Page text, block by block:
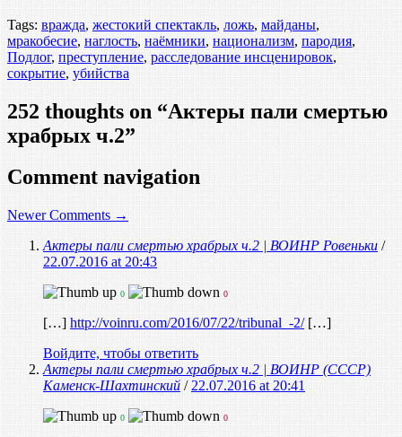
Tags: вражда, жестокий спектакль, ложь, майданы,
мракобесие, наглость, наёмники, национализм, пародия,
Подлог, преступление, расследование инсценировок,
сокрытие, убийства
252 thoughts on “Актеры пали смертью
храбрых ч.2”
Comment navigation
Newer Comments →
Актеры пали смертью храбрых ч.2 | ВОИНР Ровеньки /
22.07.2016 at 20:43
0 0
[…] http://voinru.com/2016/07/22/tribunal_-2/[…]
Войдите, чтобы ответить
Актеры пали смертью храбрых ч.2 | ВОИНР (СССР)
Каменск-Шахтинский /22.07.2016 at 20:41
0 0